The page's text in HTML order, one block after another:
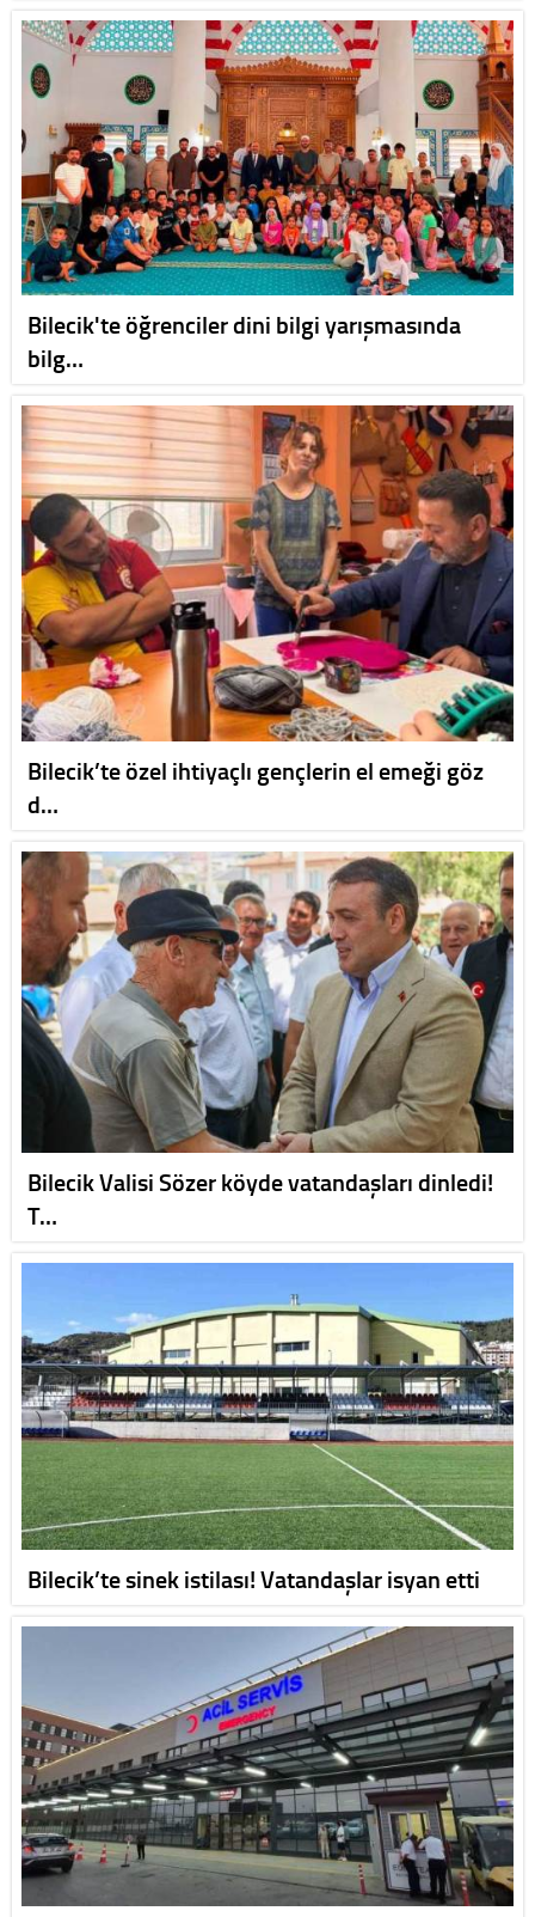
Bilecik'te öğrenciler dini bilgi yarışmasında
bilg…
Bilecik’te özel ihtiyaçlı gençlerin el emeği göz
d…
Bilecik Valisi Sözer köyde vatandaşları dinledi!
T…
Bilecik’te sinek istilası! Vatandaşlar isyan etti